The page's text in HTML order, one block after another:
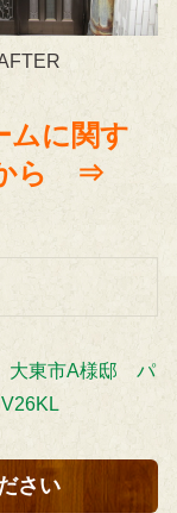
ムに関す
から ⇒
大東市A様邸 パ
さい